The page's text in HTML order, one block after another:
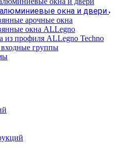
окна и двери
арочные окна
окна ALLegno
профиля ALLegno Techno
группы